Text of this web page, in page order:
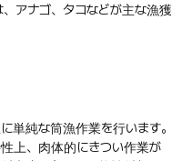
アナゴ、タコなどが主な漁獲
単純な筒漁作業を行います。
上、肉体的にきつい作業が